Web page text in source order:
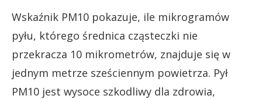
Wskaźnik PM10 pokazuje, ile mikrogramów
pyłu, którego średnica cząsteczki nie
przekracza 10 mikrometrów, znajduje się w
jednym metrze sześciennym powietrza. Pył
PM10 jest wysoce szkodliwy dla zdrowia,